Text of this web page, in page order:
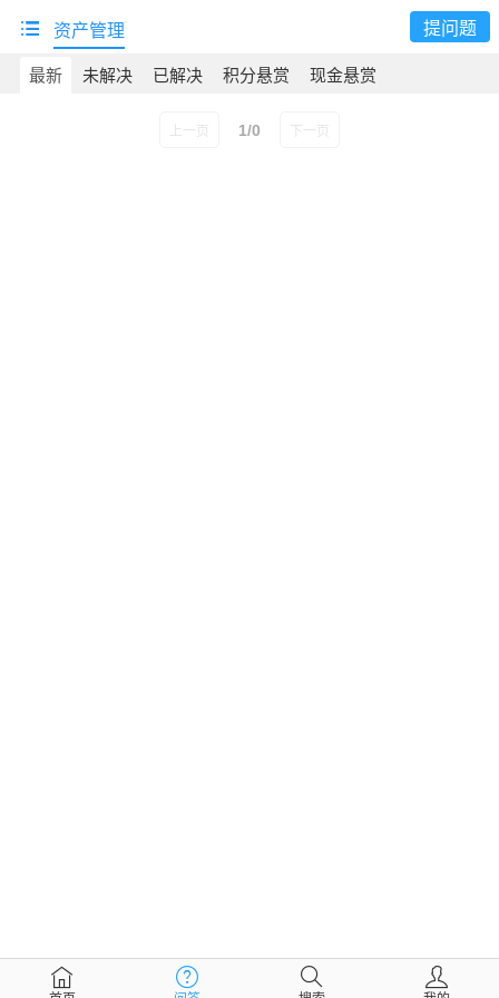
资产管理 提问题
最新 未解决 已解决 积分悬赏 现金悬赏
上一页 1/0 下一页